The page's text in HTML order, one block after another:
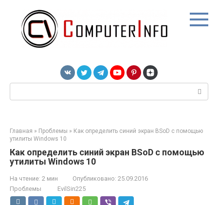
контенту
Главная » Проблемы » Как определить синий экран BSoD с помощью
утилиты Windows 10
Как определить синий экран BSoD с помощью
утилиты Windows 10
На чтение: 2 мин Опубликовано: 25.09.2016
Проблемы
EvilSin225